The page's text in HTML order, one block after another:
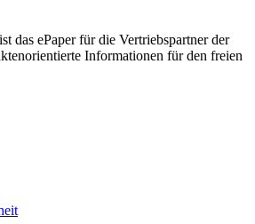
das ePaper für die Vertriebspartner der
Informationen für den freien